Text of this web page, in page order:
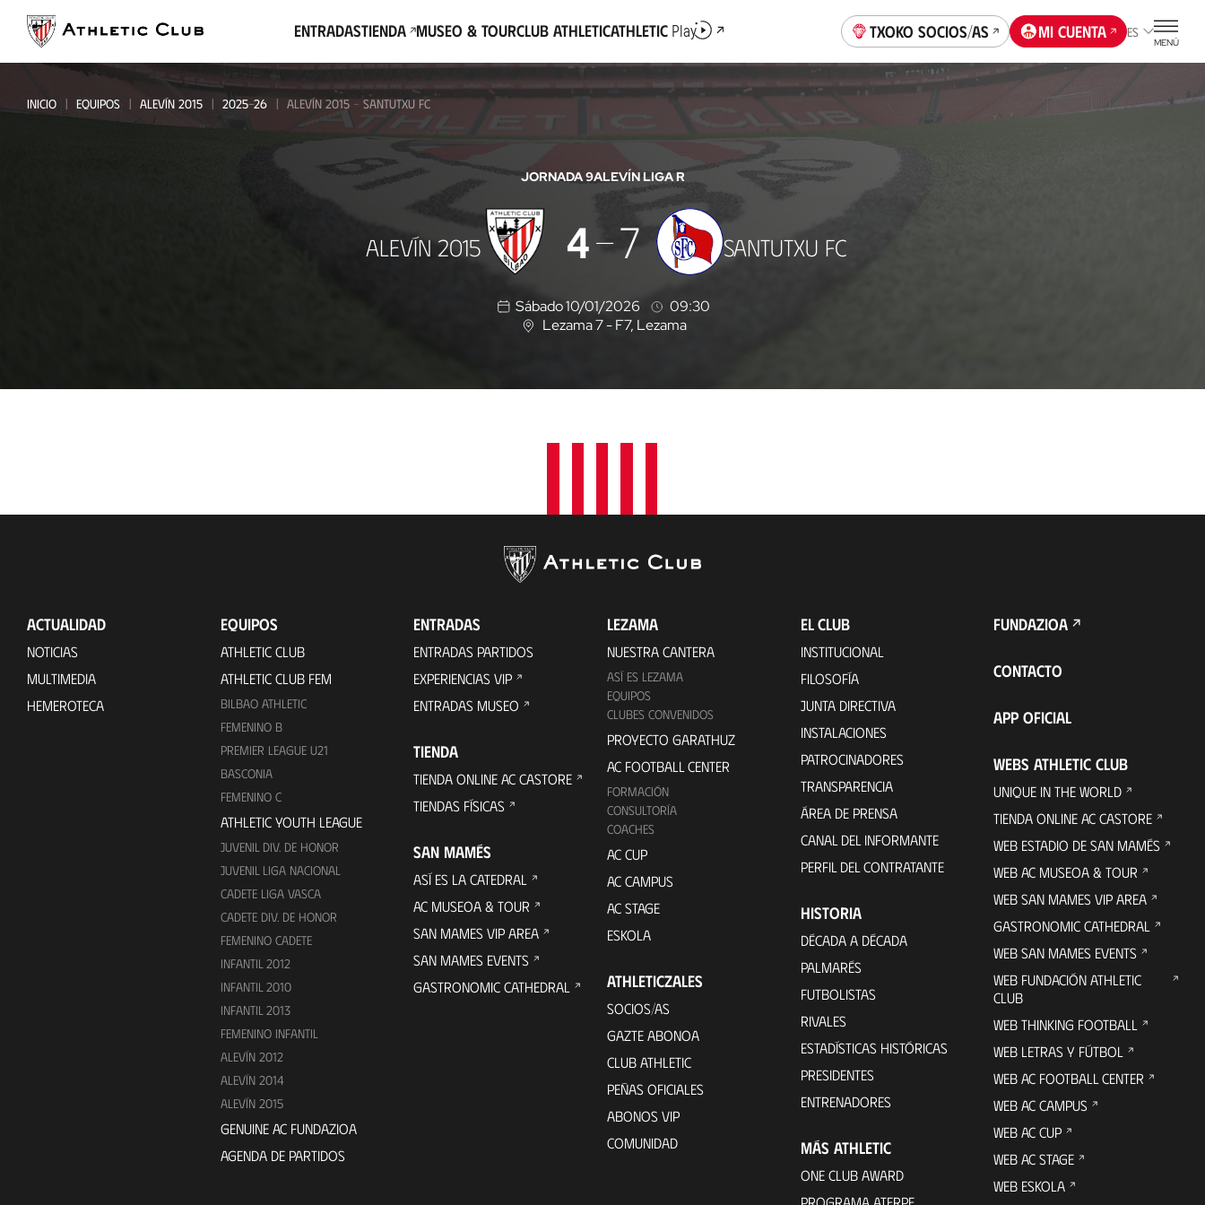
contenido
principal
EntradasTienda Museo & TourClub AthleticAthletic Play Txoko socios/as Mi cuenta ES
MENÚ
INICIO EQUIPOS ALEVÍN 2015 2025-26 ALEVÍN 2015 - SANTUTXU FC
JORNADA 9ALEVÍN LIGA R
ALEVÍN 2015 4 7 SANTUTXU FC
Sábado 10/01/2026
09:30
U
c
i
Lezama 7 - F7, Lezama
ACTUALIDAD
NOTICIAS
MULTIMEDIA
HEMEROTECA
EQUIPOS
ATHLETIC CLUB
ATHLETIC CLUB FEM
BILBAO ATHLETIC
FEMENINO B
PREMIER LEAGUE U21
BASCONIA
FEMENINO C
ATHLETIC YOUTH LEAGUE
JUVENIL DIV. DE HONOR
JUVENIL LIGA NACIONAL
CADETE LIGA VASCA
CADETE DIV. DE HONOR
FEMENINO CADETE
INFANTIL 2012
INFANTIL 2010
INFANTIL 2013
FEMENINO INFANTIL
ALEVÍN 2012
ALEVÍN 2014
ALEVÍN 2015
GENUINE AC FUNDAZIOA
AGENDA DE PARTIDOS
ENTRADAS
ENTRADAS PARTIDOS
EXPERIENCIAS VIP
ENTRADAS MUSEO
TIENDA
TIENDA ONLINE AC CASTORE
TIENDAS FÍSICAS
SAN MAMÉS
ASÍ ES LA CATEDRAL
AC MUSEOA & TOUR
SAN MAMES VIP AREA
SAN MAMES EVENTS
GASTRONOMIC CATHEDRAL
LEZAMA
NUESTRA CANTERA
ASÍ ES LEZAMA
EQUIPOS
CLUBES CONVENIDOS
PROYECTO GARATHUZ
AC FOOTBALL CENTER
FORMACIÓN
CONSULTORÍA
COACHES
AC CUP
AC CAMPUS
AC STAGE
ESKOLA
ATHLETICZALES
SOCIOS/AS
GAZTE ABONOA
CLUB ATHLETIC
PEÑAS OFICIALES
ABONOS VIP
COMUNIDAD
EL CLUB
INSTITUCIONAL
FILOSOFÍA
JUNTA DIRECTIVA
INSTALACIONES
PATROCINADORES
TRANSPARENCIA
ÁREA DE PRENSA
CANAL DEL INFORMANTE
PERFIL DEL CONTRATANTE
HISTORIA
DÉCADA A DÉCADA
PALMARÉS
FUTBOLISTAS
RIVALES
ESTADÍSTICAS HISTÓRICAS
PRESIDENTES
ENTRENADORES
MÁS ATHLETIC
ONE CLUB AWARD
FUNDAZIOA
CONTACTO
APP OFICIAL
WEBS ATHLETIC CLUB
UNIQUE IN THE WORLD
TIENDA ONLINE AC CASTORE
WEB ESTADIO DE SAN MAMÉS
WEB AC MUSEOA & TOUR
WEB SAN MAMES VIP AREA
GASTRONOMIC CATHEDRAL
WEB SAN MAMES EVENTS
WEB FUNDACIÓN ATHLETIC
CLUB
WEB THINKING FOOTBALL
WEB LETRAS Y FÚTBOL
WEB AC FOOTBALL CENTER
WEB AC CAMPUS
WEB AC CUP
WEB AC STAGE
WEB ESKOLA